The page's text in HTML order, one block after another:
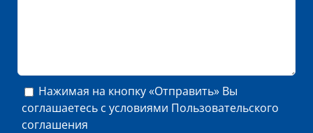
Нажимая на кнопку «Отправить» Вы
соглашаетесь с условиями Пользовательского
соглашения